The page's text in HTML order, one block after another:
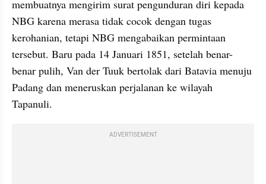
membuatnya mengirim surat pengunduran diri kepada
NBG karena merasa tidak cocok dengan tugas
kerohanian, tetapi NBG mengabaikan permintaan
tersebut. Baru pada 14 Januari 1851, setelah benar-
benar pulih, Van der Tuuk bertolak dari Batavia menuju
Padang dan meneruskan perjalanan ke wilayah
Tapanuli.
ADVERTISEMENT